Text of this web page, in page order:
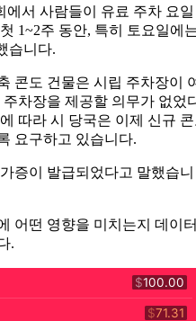
에서 사람들이 유료 주차 요일
1~2주 동안, 특히 토요일에
습니다.
콘도 건물은 시립 주차장이
차장을 제공할 의무가 없었
따라 시 당국은 이제 신규
요구하고 있습니다.
증이 발급되었다고 말했습니
어떤 영향을 미치는지 데이
.